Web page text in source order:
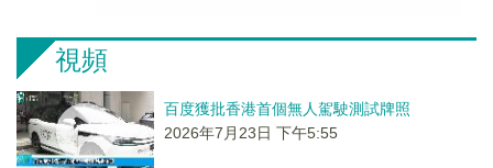
視頻
百度獲批香港首個無人駕駛測試牌照
2026年7月23日 下午5:55